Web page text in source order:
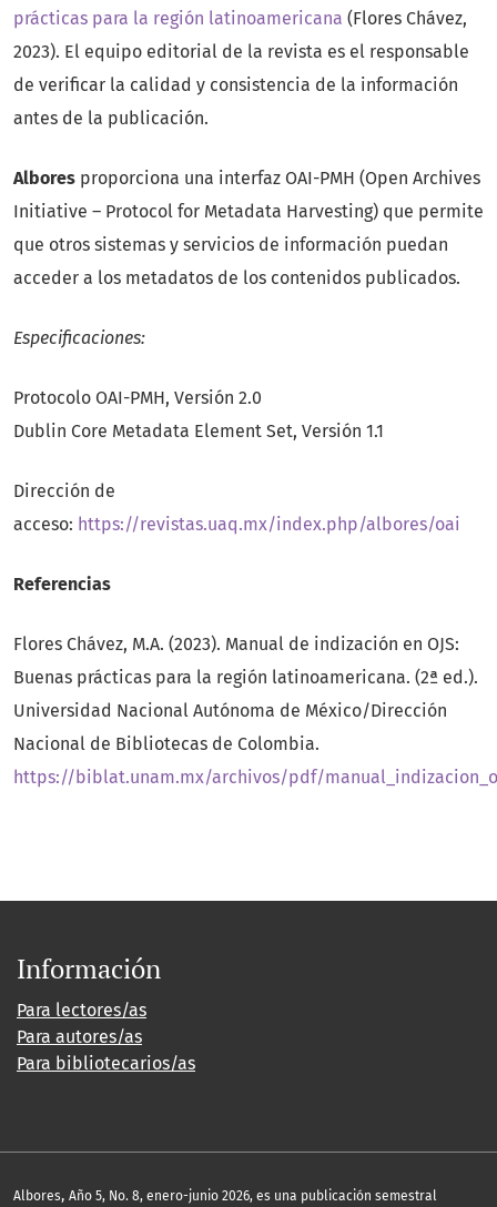
prácticas para la región latinoamericana (Flores Chávez,
2023). El equipo editorial de la revista es el responsable
de verificar la calidad y consistencia de la información
antes de la publicación.
Albores proporciona una interfaz OAI-PMH (Open Archives
Initiative – Protocol for Metadata Harvesting) que permite
que otros sistemas y servicios de información puedan
acceder a los metadatos de los contenidos publicados.
Especificaciones:
Protocolo OAI-PMH, Versión 2.0
Dublin Core Metadata Element Set, Versión 1.1
Dirección de
acceso: https://revistas.uaq.mx/index.php/albores/oai
Referencias
Flores Chávez, M.A. (2023). Manual de indización en OJS:
Buenas prácticas para la región latinoamericana. (2ª ed.).
Universidad Nacional Autónoma de México/Dirección
Nacional de Bibliotecas de Colombia.
https://biblat.unam.mx/archivos/pdf/
Información
Para lectores/as
Para autores/as
Para bibliotecarios/as
Albores, Año 5, No. 8, enero-junio 2026, es una publicación semestral